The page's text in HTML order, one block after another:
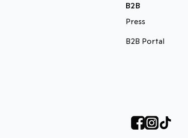
B2B
Press
B2B Portal